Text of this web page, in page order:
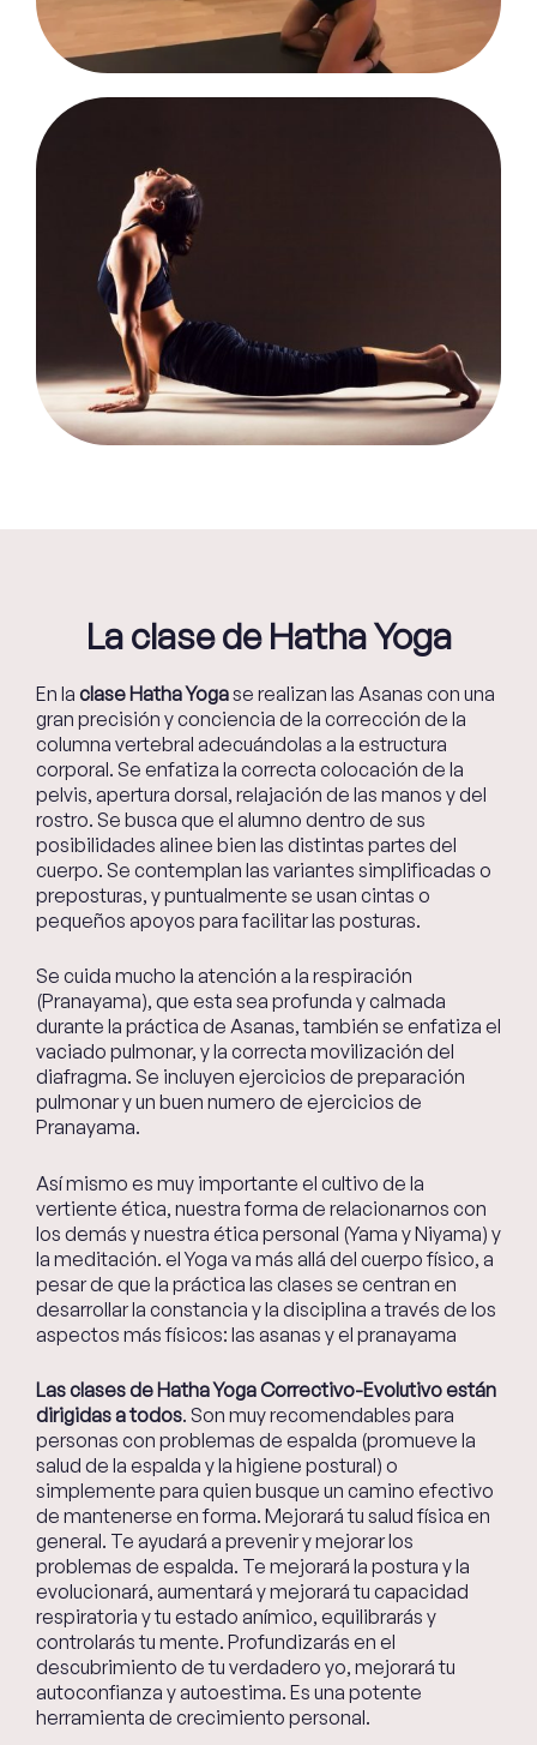
La clase de Hatha Yoga
En la claseHatha Yogase realizan las Asanas con una
gran precisión y conciencia de la corrección de la
columna vertebral adecuándolas a la estructura
corporal. Se enfatiza la correcta colocación de la
pelvis, apertura dorsal, relajación de las manos y del
rostro. Se busca que el alumno dentro de sus
posibilidades alinee bien las distintas partes del
cuerpo. Se contemplan las variantes simplificadas o
preposturas, y puntualmente se usan cintas o
pequeños apoyos para facilitar las posturas.
Se cuida mucho la atención a la respiración
(Pranayama), que esta sea profunda y calmada
durante la práctica de Asanas, también se enfatiza el
vaciado pulmonar, y la correcta movilización del
diafragma. Se incluyen ejercicios de preparación
pulmonar y un buen numero de ejercicios de
Pranayama.
Así mismo es muy importante el cultivo de la
vertiente ética, nuestra forma de relacionarnos con
los demás y nuestra ética personal (Yama y Niyama) y
la meditación. el Yoga va más allá del cuerpo físico, a
pesar de que la práctica las clases se centran en
desarrollar la constancia y la disciplina a través de los
aspectos más físicos: las asanas y el pranayama
Las clases de Hatha Yoga Correctivo-Evolutivo están
dirigidas a todos. Son muy recomendables para
personas con problemas de espalda (promueve la
salud de la espalda y la higiene postural) o
simplemente para quien busque un camino efectivo
de mantenerse en forma. Mejorará tu salud física en
general. Te ayudará a prevenir y mejorar los
problemas de espalda. Te mejorará la postura y la
evolucionará, aumentará y mejorará tu capacidad
respiratoria y tu estado anímico, equilibrarás y
controlarás tu mente. Profundizarás en el
descubrimiento de tu verdadero yo, mejorará tu
autoconfianza y autoestima. Es una potente
herramienta de crecimiento personal.